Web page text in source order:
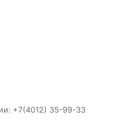
+7(4012) 35-99-33